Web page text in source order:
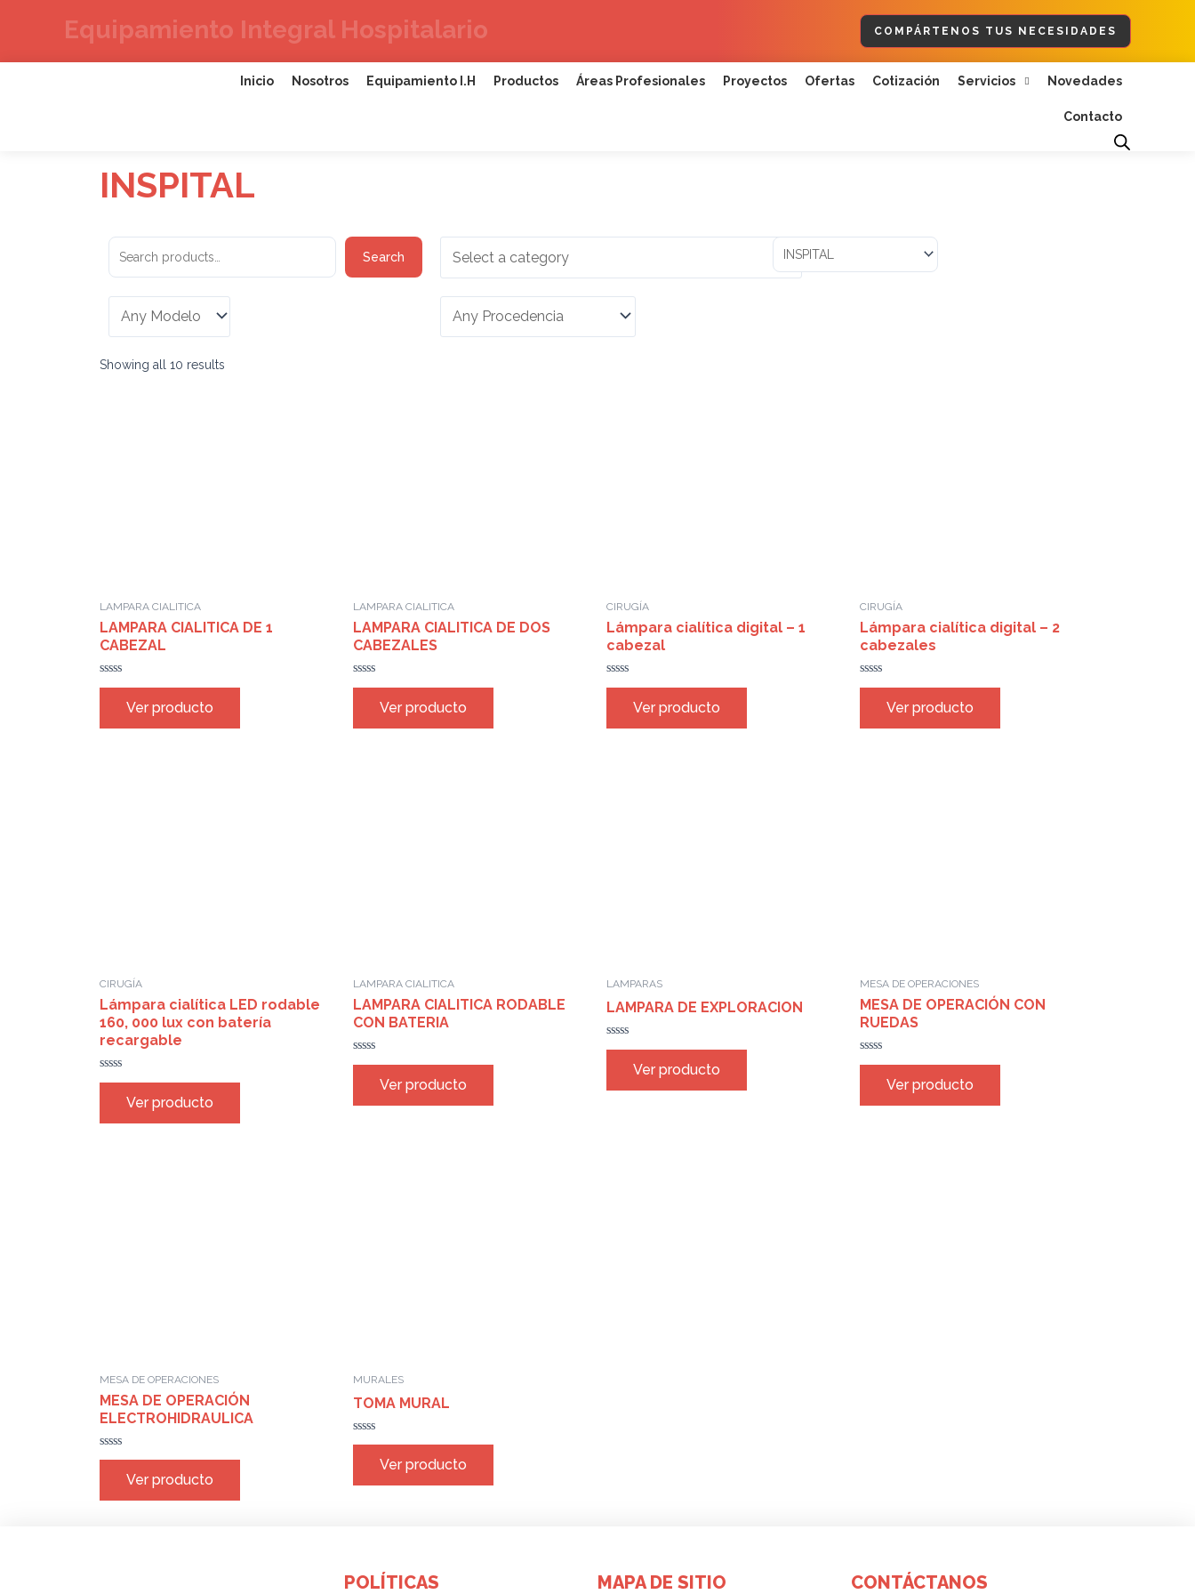
Equipamiento Integral Hospitalario COMPÁRTENOS TUS NECESIDADES
Inicio Nosotros Equipamiento I.H Productos Áreas Profesionales Proyectos Ofertas Cotización Servicios Novedades
Contacto
INSPITAL
Search
for:
Search
Showing all 10 results
LAMPARA CIALITICA
LAMPARA CIALITICA DE 1
CABEZAL
Rated
5
Ver producto
LAMPARA CIALITICA
LAMPARA CIALITICA DE DOS
CABEZALES
Rated
5
Ver producto
CIRUGÍA
Lámpara cialítica digital – 1
cabezal
Rated
5
Ver producto
CIRUGÍA
Lámpara cialítica digital – 2
cabezales
Rated
5
Ver producto
CIRUGÍA
Lámpara cialítica LED rodable
160, 000 lux con batería
recargable
Rated
5
Ver producto
LAMPARA CIALITICA
LAMPARA CIALITICA RODABLE
CON BATERIA
Rated
5
Ver producto
LAMPARAS
LAMPARA DE EXPLORACION
Rated
5
Ver producto
MESA DE OPERACIONES
MESA DE OPERACIÓN CON
RUEDAS
Rated
5
Ver producto
MESA DE OPERACIONES
MESA DE OPERACIÓN
ELECTROHIDRAULICA
Rated
5
Ver producto
MURALES
TOMA MURAL
Rated
5
Ver producto
POLÍTICAS MAPA DE SITIO CONTÁCTANOS